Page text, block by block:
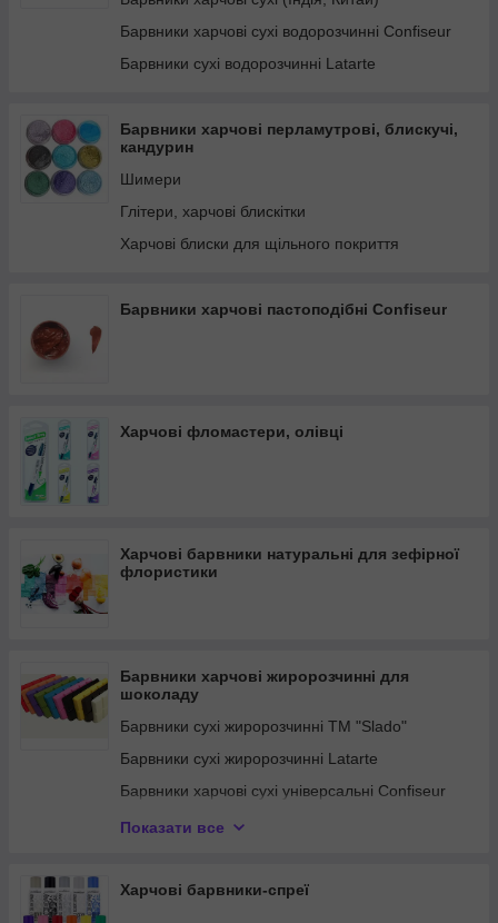
Барвники харчові сухі водорозчинні Confiseur
Барвники сухі водорозчинні Latarte
Барвники харчові перламутрові, блискучі,
кандурин
Шимери
Глітери, харчові блискітки
Харчові блиски для щільного покриття
Барвники харчові пастоподібні Confiseur
Харчові фломастери, олівці
Харчові барвники натуральні для зефірної
флористики
Барвники харчові жиророзчинні для
шоколаду
Барвники сухі жиророзчинні ТМ "Slado"
Барвники сухі жиророзчинні Latarte
Барвники харчові сухі універсальні Confiseur
Барвники жиророзчинні крем - гель
Показати все
Харчові барвники-спреї